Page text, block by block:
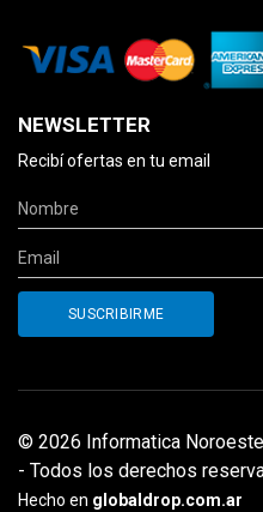
NEWSLETTER
Recibí ofertas en tu email
© 2026 Informatica
- Todos los derechos
Hecho en globaldrop.com.ar